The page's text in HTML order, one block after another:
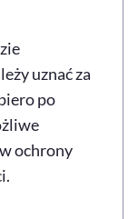
uznać za
po
ochrony